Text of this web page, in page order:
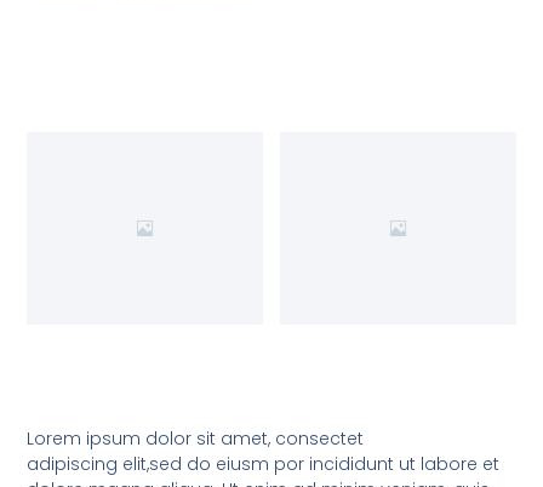
Lorem ipsum dolor sit amet, consectet
adipiscing elit,sed do eiusm por incididunt ut labore et